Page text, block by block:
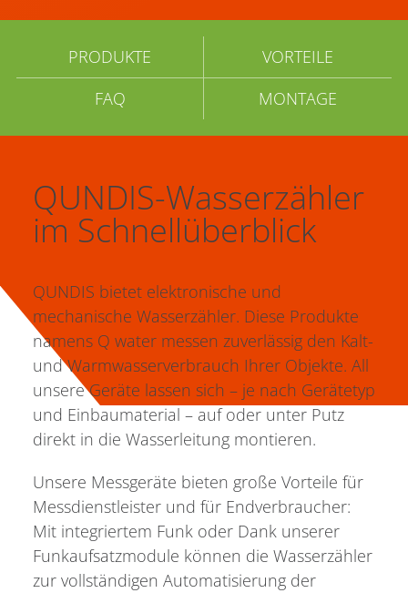
PRODUKTE
VORTEILE
FAQ
MONTAGE
QUNDIS-Wasserzähler
im Schnellüberblick
QUNDIS bietet elektronische und
mechanische Wasserzähler. Diese Produkte
namens Q water messen zuverlässig den Kalt-
und Warmwasserverbrauch Ihrer Objekte. All
unsere Geräte lassen sich – je nach Gerätetyp
und Einbaumaterial – auf oder unter Putz
direkt in die Wasserleitung montieren.
Unsere Messgeräte bieten große Vorteile für
Messdienstleister und für Endverbraucher:
Mit integriertem Funk oder Dank unserer
Funkaufsatzmodule können die Wasserzähler
zur vollständigen Automatisierung der